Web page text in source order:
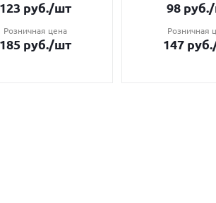
123 руб./шт
Розничная цена
185 руб./шт
98 руб.
Розничная
147 руб.